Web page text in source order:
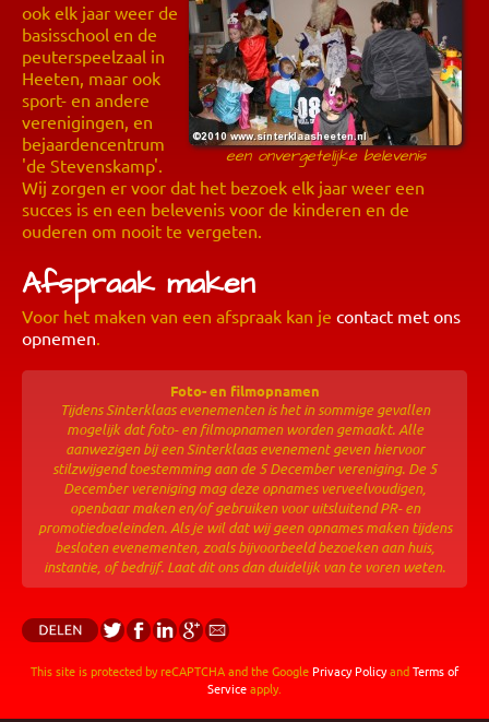
een onvergetelijke belevenis
ook elk jaar weer de
basisschool en de
peuterspeelzaal in
Heeten, maar ook
sport- en andere
verenigingen, en
bejaardencentrum
'de Stevenskamp'.
Wij zorgen er voor dat het bezoek elk jaar weer een
succes is en een belevenis voor de kinderen en de
ouderen om nooit te vergeten.
Afspraak maken
Voor het maken van een afspraak kan je contact met ons
opnemen.
Foto- en filmopnamen
Tijdens Sinterklaas evenementen is het in sommige gevallen
mogelijk dat foto- en filmopnamen worden gemaakt. Alle
aanwezigen bij een Sinterklaas evenement geven hiervoor
stilzwijgend toestemming aan de 5 December vereniging. De 5
December vereniging mag deze opnames verveelvoudigen,
openbaar maken en/of gebruiken voor uitsluitend PR- en
promotiedoeleinden. Als je wil dat wij geen opnames maken tijdens
besloten evenementen, zoals bijvoorbeeld bezoeken aan huis,
instantie, of bedrijf. Laat dit ons dan duidelijk van te voren weten.
This site is protected by reCAPTCHA and the Google Privacy PolicyandTerms of
Serviceapply.